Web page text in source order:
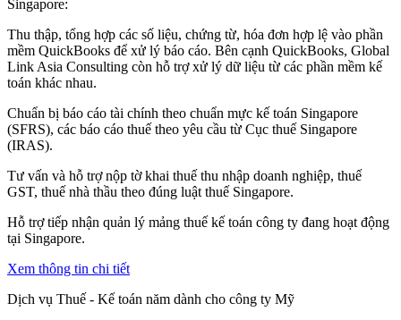
Singapore:
Thu thập, tổng hợp các số liệu, chứng từ, hóa đơn hợp lệ vào phần
mềm QuickBooks để xử lý báo cáo. Bên cạnh QuickBooks, Global
Link Asia Consulting còn hỗ trợ xử lý dữ liệu từ các phần mềm kế
toán khác nhau.
Chuẩn bị báo cáo tài chính theo chuẩn mực kế toán Singapore
(SFRS), các báo cáo thuế theo yêu cầu từ Cục thuế Singapore
(IRAS).
Tư vấn và hỗ trợ nộp tờ khai thuế thu nhập doanh nghiệp, thuế
GST, thuế nhà thầu theo đúng luật thuế Singapore.
Hỗ trợ tiếp nhận quản lý mảng thuế kế toán công ty đang hoạt động
tại Singapore.
Xem thông tin chi tiết
Dịch vụ Thuế - Kế toán năm dành cho công ty Mỹ